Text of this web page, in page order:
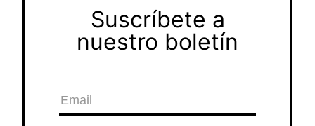
Suscríbete a
nuestro boletín